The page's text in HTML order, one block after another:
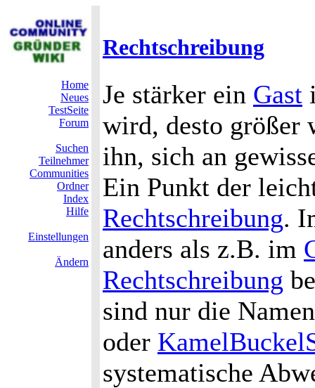
Rechtschreibung
Home
Neues
TestSeite
Forum
Suchen
Teilnehmer
Communities
Ordner
Index
Hilfe
Einstellungen
Ändern
Je stärker ein Gast
wird, desto größer
ihn, sich an
Ein Punkt der
Rechtschreibung.
anders als z.B. im
Rechtschreibung
sind nur die
oder
systematische